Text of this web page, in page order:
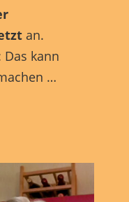
an.
kann
…